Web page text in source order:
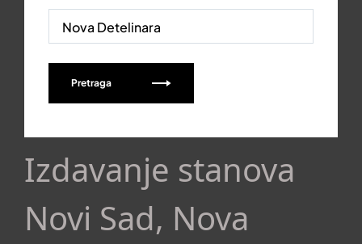
Nova Detelinara
Pretraga
Izdavanje stanova
Novi Sad, Nova